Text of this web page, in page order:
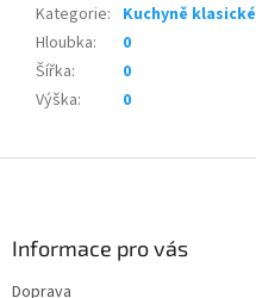
Kategorie: Kuchyně klasické
Hloubka:
0
Šířka:
0
Výška: 0
Informace pro vás
Doprava